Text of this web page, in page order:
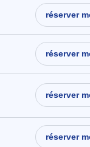
réserver
réserver
réserver
réserver